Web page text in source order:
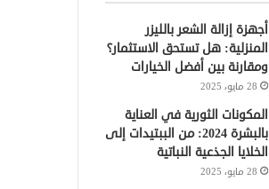
ي
ر
ي
س
ت
ق
ر
م
ا
ل
م
و
أجهزة إزالة الشعر بالليزر
المنزلية: هل تستحق الاستثمار؟
ومقارنة بين أفضل الخيارات
28 مايو، 2025
المكونات الثورية في العناية
بالبشرة 2024: من الببتيدات إلى
الخلايا الجذعية النباتية
28 مايو، 2025